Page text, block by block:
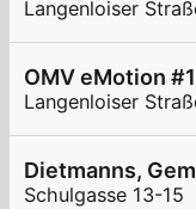
Langenloiser
OMV eMotion
Langenloiser
Dietmanns,
Schulgasse 13-15